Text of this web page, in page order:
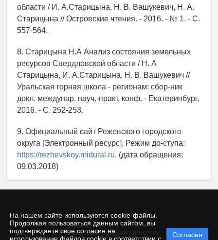
На нашем сайте используются cookie-файлы.
Продолжая пользоваться данным сайтом, вы
подтверждаете свое согласие на
Согласен
области / И. А.Старицына, Н. В. Вашукевич, Н. А.
Старицына // Островские чтения. - 2016. - № 1. - С.
557-564.
8. Старицына Н.А Анализ состояния земельных
ресурсов Свердловской области / Н. А
Старицына, И. А.Старицына, Н. В. Вашукевич //
Уральская горная школа - регионам: сбор-ник
докл. междунар. науч.-практ. конф. - Екатеринбург,
2016. - С. 252-253.
9. Официальный сайт Режевского городского
округа [Электронный ресурс]. Режим до-ступа:
https://rezhevskoy.midural.ru. (дата обращения:
09.03.2018)
© Urals State Agrarian University
Политика